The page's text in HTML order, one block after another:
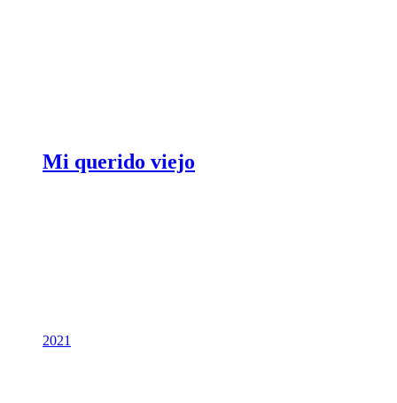
Mi querido viejo
2021